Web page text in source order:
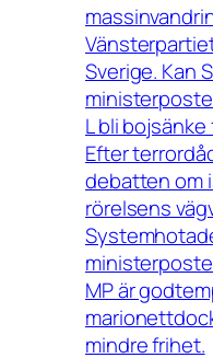
Sverige. Kan
L bli
Efter
debatten om
rörelsens
MP är
mindre frihet.